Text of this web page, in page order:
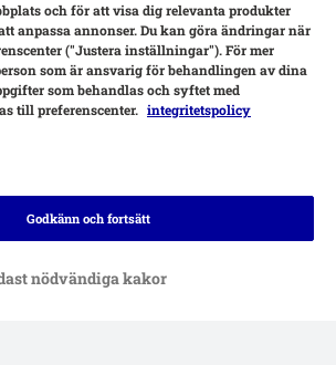
och för att visa dig relevanta produkter
anpassa annonser. Du kan göra ändringar när
("Justera inställningar"). För mer
som är ansvarig för behandlingen av dina
som behandlas och syftet med
till preferenscenter. integritetspolicy
nödvändiga kakor
Godkänn och fortsätt